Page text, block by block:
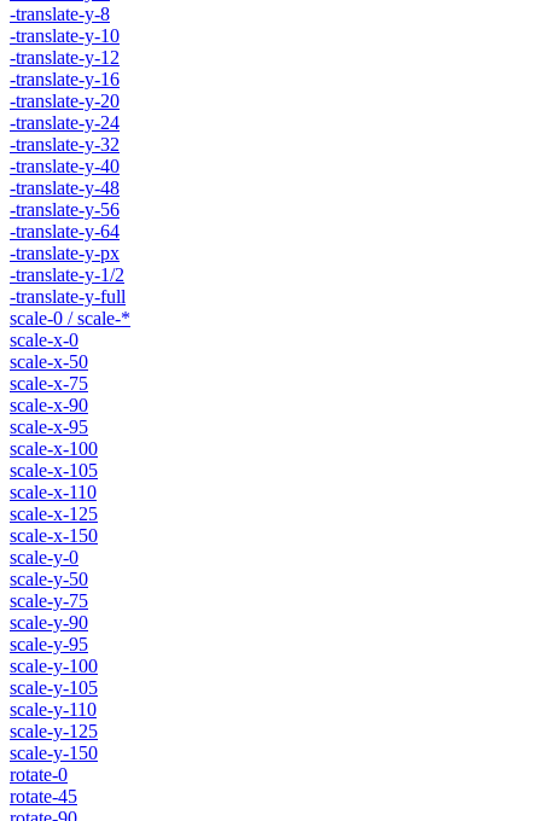
-translate-y-8
-translate-y-10
-translate-y-12
-translate-y-16
-translate-y-20
-translate-y-24
-translate-y-32
-translate-y-40
-translate-y-48
-translate-y-56
-translate-y-64
-translate-y-px
-translate-y-1/2
-translate-y-full
scale-0 / scale-*
scale-x-0
scale-x-50
scale-x-75
scale-x-90
scale-x-95
scale-x-100
scale-x-105
scale-x-110
scale-x-125
scale-x-150
scale-y-0
scale-y-50
scale-y-75
scale-y-90
scale-y-95
scale-y-100
scale-y-105
scale-y-110
scale-y-125
scale-y-150
rotate-0
rotate-45